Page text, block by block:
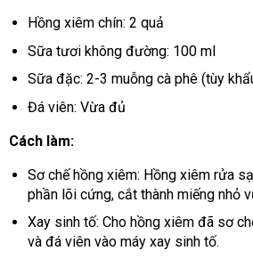
Hồng xiêm chín: 2 quả
Sữa tươi không đường: 100 ml
Sữa đặc: 2-3 muỗng cà phê (tùy
Đá viên: Vừa đủ
Cách làm:
Sơ chế hồng xiêm: Hồng xiêm rửa
phần lõi cứng, cắt thành miếng nhỏ
Xay sinh tố: Cho hồng xiêm đã sơ
và đá viên vào máy xay sinh tố.